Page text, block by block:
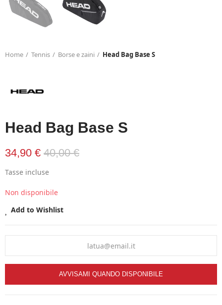
Home Tennis Borse e zaini Head Bag Base S
Head Bag Base S
34,90 € 40,00 €
Tasse incluse
Non disponibile
Add to Wishlist
AVVISAMI QUANDO DISPONIBILE